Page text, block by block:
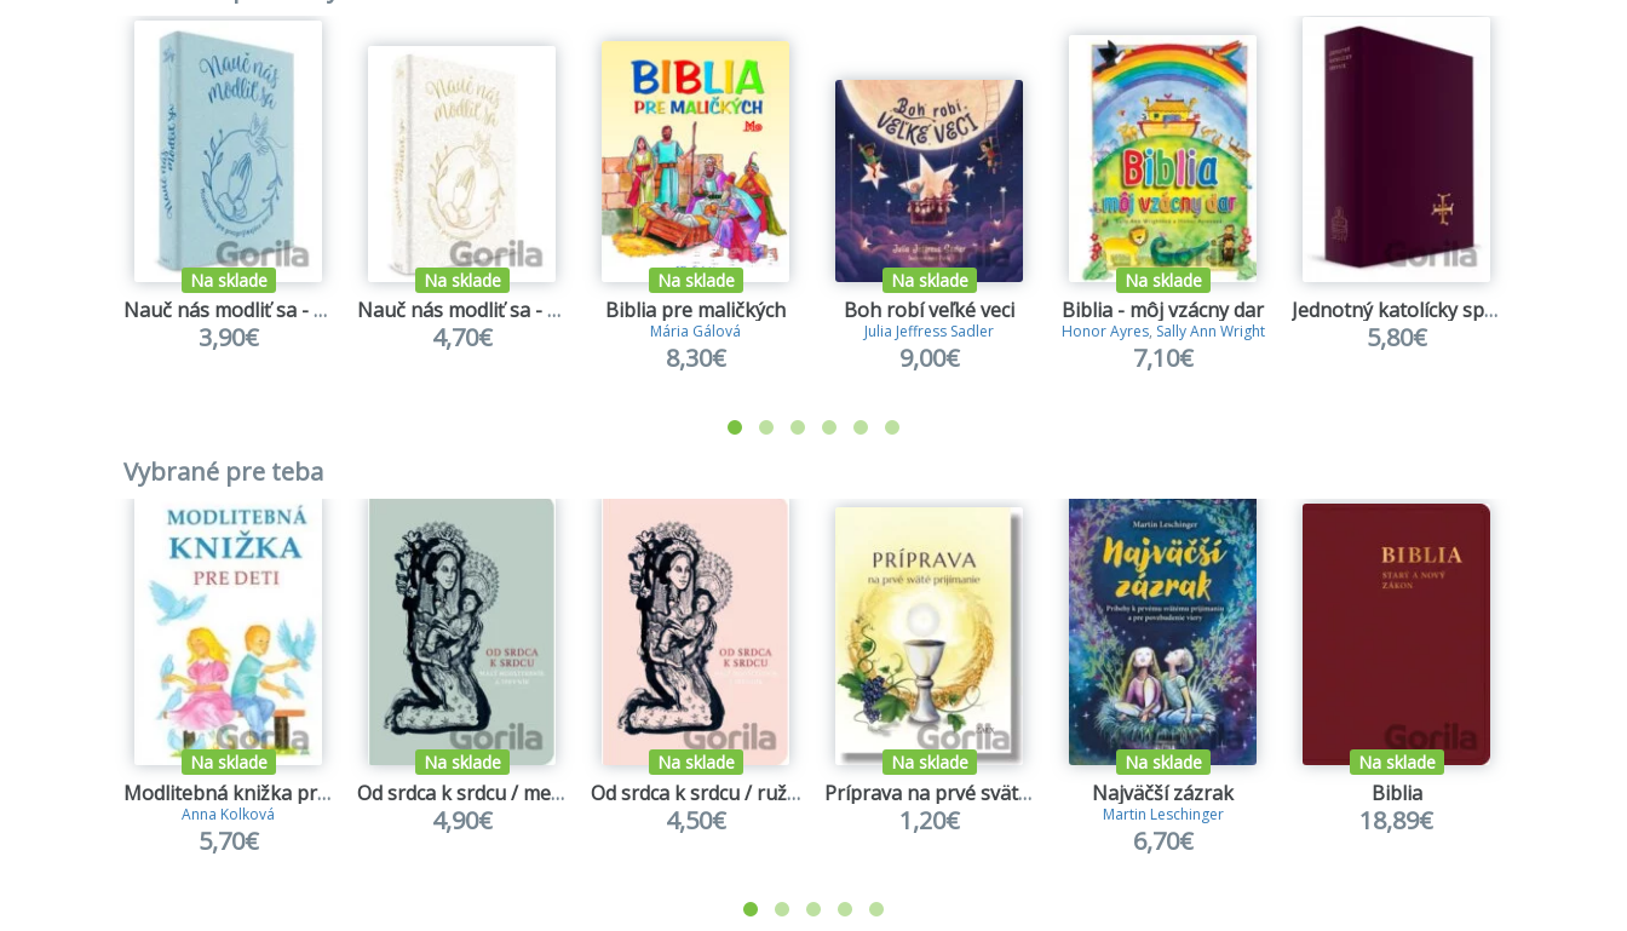
Na sklade
Nauč nás modliť sa - modrá
3,90€
Na sklade
Nauč nás modliť sa - biela
4,70€
Na sklade
Biblia pre maličkých
Mária Gálová
8,30€
Na sklade
Boh robí veľké veci
Julia Jeffress Sadler
9,00€
Na sklade
Biblia - môj vzácny dar
Honor Ayres, Sally Ann Wright
7,10€
Jednotný katolícky spevník
5,80€
Vybrané pre teba
Na sklade
Modlitebná knižka pre deti
Anna Kolková
5,70€
Na sklade
Od srdca k srdcu / mentolová
4,90€
Na sklade
Od srdca k srdcu / ružová
4,50€
Na sklade
Príprava na prvé sväté prijímanie
1,20€
Na sklade
Najväčší zázrak
Martin Leschinger
6,70€
Na sklade
Biblia
18,89€